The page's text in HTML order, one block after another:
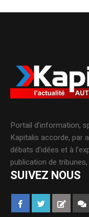
Portail d’information,
Kapitalis accorde, par
débats d’idées et à
publication de
SUIVEZ NOUS